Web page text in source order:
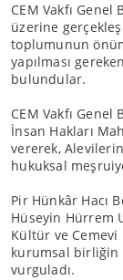
CEM Vakfı Genel
üzerine
toplumunun
yapılması
bulundular.
CEM Vakfı
İnsan Hakları
vererek,
hukuksal
Pir Hünkâr Hacı
Hüseyin Hürrem
Kültür ve Cemevi
kurumsal birliğin
vurguladı.